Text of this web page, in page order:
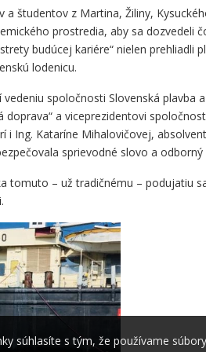
a študentov z Martina, Žiliny,
prostredia, aby sa dozvedeli
budúcej kariére“ nielen
lodenicu.
vedeniu spoločnosti Slovenská
doprava“ a viceprezidentovi
i Ing. Kataríne Mihalovičovej,
sprievodné slovo a odborný
tomuto – už tradičnému – podujatiu
súhlasíte s tým, že používame